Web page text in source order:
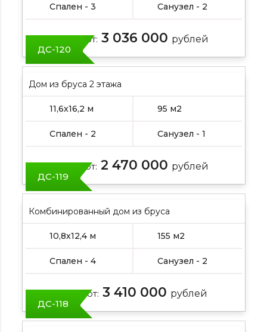
Спален - 3 Санузел - 2
Цена от: 3 036 000 рублей
ДС-120
Дом из бруса 2 этажа
11,6х16,2 м 95 м2
Спален - 2 Санузел - 1
Цена от: 2 470 000 рублей
ДС-119
Комбинированный дом из бруса
10,8х12,4 м 155 м2
Спален - 4 Санузел - 2
Цена от: 3 410 000 рублей
ДС-118